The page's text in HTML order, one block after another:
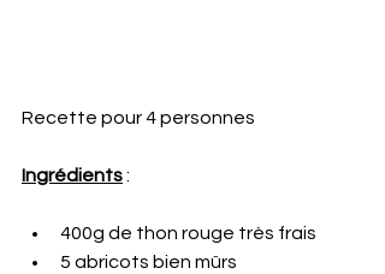
Recette pour 4 personnes
Ingrédients :
400g de thon rouge très frais
5 abricots bien mûrs